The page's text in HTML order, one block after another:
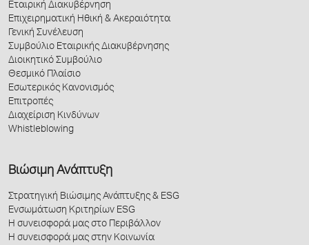
Εταιρική Διακυβέρνηση
Επιχειρηματική Ηθική & Ακεραιότητα
Γενική Συνέλευση
Συμβούλιο Εταιρικής Διακυβέρνησης
Διοικητικό Συμβούλιο
Θεσμικό Πλαίσιο
Εσωτερικός Κανονισμός
Επιτροπές
Διαχείριση Κινδύνων
Whistleblowing
Βιώσιμη Ανάπτυξη
Στρατηγική Βιώσιμης Ανάπτυξης & ESG
Ενσωμάτωση Κριτηρίων ESG
Η συνεισφορά μας στο Περιβάλλον
Η συνεισφορά μας στην Κοινωνία